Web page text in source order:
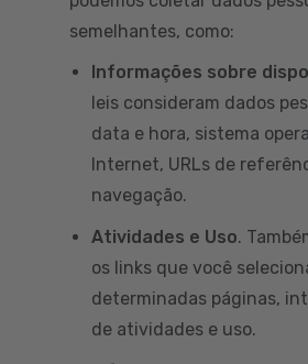
semelhantes, como:
Informações sobre
leis consideram dados
data e hora, sistema
Internet, URLs de
navegação.
Atividades e Uso.
os links que você
determinadas páginas,
de atividades e uso.